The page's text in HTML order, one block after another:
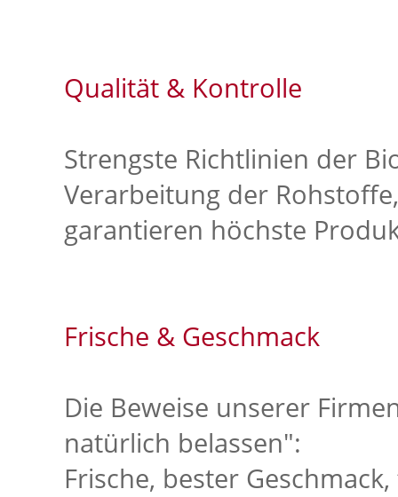
Qualität & Kontrolle
Strengste Richtlinien der
Verarbeitung der
garantieren höchste
Frische & Geschmack
Die Beweise unserer
natürlich belassen":
Frische, bester